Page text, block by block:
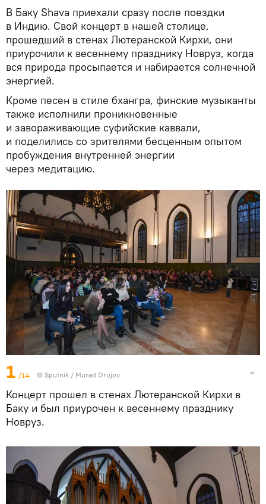
В Баку Shava приехали сразу после поездки
в Индию. Свой концерт в нашей столице,
прошедший в стенах Лютеранской Кирхи, они
приурочили к весеннему празднику Новруз, когда
вся природа просыпается и набирается солнечной
энергией.
Кроме песен в стиле бхангра, финские музыканты
также исполнили проникновенные
и завораживающие суфийские каввали,
и поделились со зрителями бесценным опытом
пробуждения внутренней энергии
через медитацию.
1 /14 © Sputnik / Murad Orujov
Концерт прошел в стенах Лютеранской Кирхи в
Баку и был приурочен к весеннему празднику
Новруз.